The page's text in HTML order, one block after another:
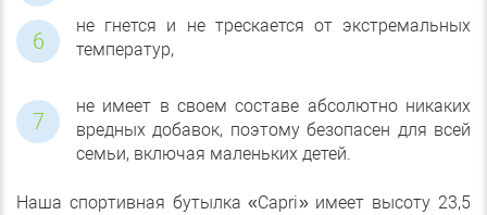
не гнется и не трескается от экстремальных
температур,
не имеет в своем составе абсолютно никаких
вредных добавок, поэтому безопасен для всей
семьи, включая маленьких детей.
Наша спортивная бутылка «Capri» имеет высоту 23,5